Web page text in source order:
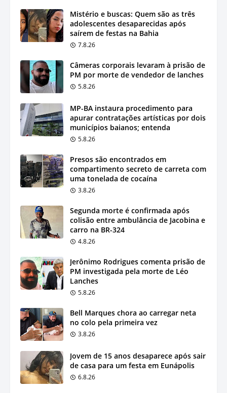
Mistério e buscas: Quem são as três
adolescentes desaparecidas após
saírem de festas na Bahia
7.8.26
Câmeras corporais levaram à prisão de
PM por morte de vendedor de lanches
5.8.26
MP-BA instaura procedimento para
apurar contratações artísticas por dois
municípios baianos; entenda
5.8.26
Presos são encontrados em
compartimento secreto de carreta com
uma tonelada de cocaína
3.8.26
Segunda morte é confirmada após
colisão entre ambulância de Jacobina e
carro na BR-324
4.8.26
Jerônimo Rodrigues comenta prisão de
PM investigada pela morte de Léo
Lanches
5.8.26
Bell Marques chora ao carregar neta
no colo pela primeira vez
3.8.26
Jovem de 15 anos desaparece após sair
de casa para um festa em Eunápolis
6.8.26